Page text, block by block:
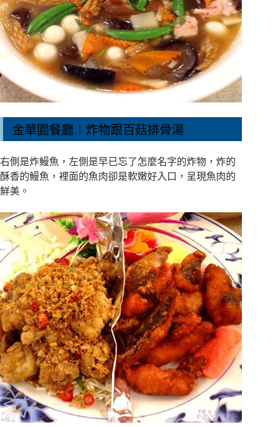
金華園餐廳｜炸物跟百菇排骨湯
右側是炸鰻魚，左側是早已忘了怎麼名字的炸物，炸的
酥香的鰻魚，裡面的魚肉卻是軟嫩好入口，呈現魚肉的
鮮美。